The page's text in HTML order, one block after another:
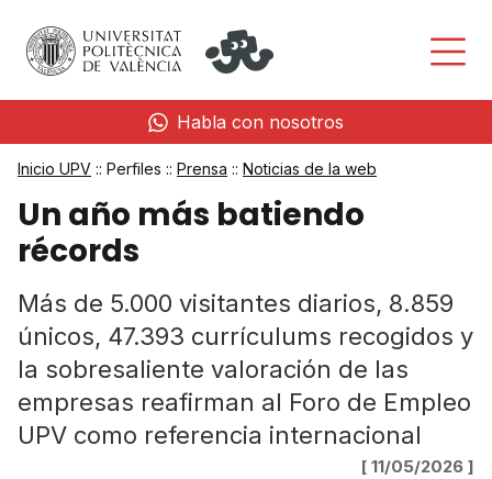
Habla con nosotros
Inicio UPV :: Perfiles :: Prensa :: Noticias de la web
Un año más batiendo
récords
Más de 5.000 visitantes diarios, 8.859
únicos, 47.393 currículums recogidos y
la sobresaliente valoración de las
empresas reafirman al Foro de Empleo
UPV como referencia internacional
[ 11/05/2026 ]